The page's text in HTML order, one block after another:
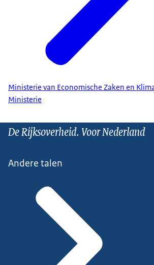
Ministerie van Economische Zaken en
Ministerie
De Rijksoverheid. Voor Nederland
Andere talen